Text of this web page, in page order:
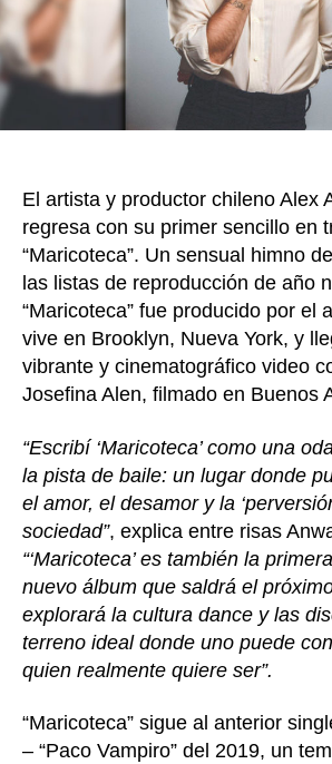
El artista y productor chileno Alex
regresa con su primer sencillo en
“Maricoteca”. Un sensual himno
las listas de reproducción de año
“Maricoteca” fue producido por el
vive en Brooklyn, Nueva York, y
vibrante y cinematográfico video
Josefina Alen, filmado en Buenos
“Escribí ‘Maricoteca’ como una
la pista de baile: un lugar donde
el amor, el desamor y la
sociedad”, explica entre risas
“‘Maricoteca’ es también la
nuevo álbum que saldrá el
explorará la cultura dance y las
terreno ideal donde uno puede
quien realmente quiere ser”.
“Maricoteca” sigue al anterior
– “Paco Vampiro” del 2019, un